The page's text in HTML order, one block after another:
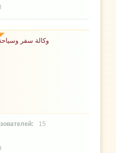
وكالة سفر
15